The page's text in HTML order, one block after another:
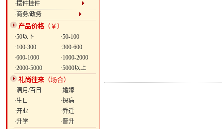
·摆件挂件
·商务/政务
产品价格（￥）
·50以下
·50-100
·100-300
·300-600
·600-1000
·1000-2000
·2000-5000
·5000以上
礼尚往来 （场合）
·满月/百日
·婚嫁
·生日
·探病
·开业
·乔迁
·升学
·晋升